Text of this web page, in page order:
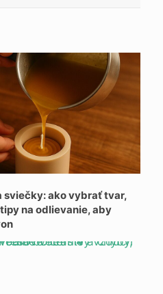
sviečky: ako vybrať tvar,
na odlievanie, aby